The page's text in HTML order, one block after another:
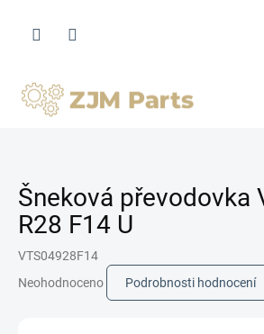
obsah
Šneková převodovka
R28 F14 U
VTS04928F14
hodnocení
Neohodnoceno Podrobnosti hodnocení